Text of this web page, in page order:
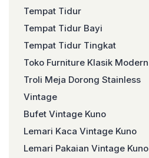
Tempat Tidur
Tempat Tidur Bayi
Tempat Tidur Tingkat
Toko Furniture Klasik Modern
Troli Meja Dorong Stainless
Vintage
Bufet Vintage Kuno
Lemari Kaca Vintage Kuno
Lemari Pakaian Vintage Kuno